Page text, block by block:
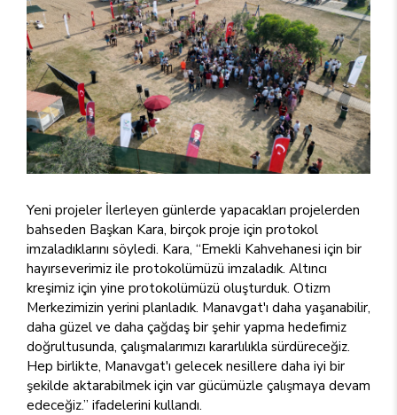
Yeni projeler İlerleyen günlerde yapacakları projelerden
bahseden Başkan Kara, birçok proje için protokol
imzaladıklarını söyledi. Kara, “Emekli Kahvehanesi için bir
hayırseverimiz ile protokolümüzü imzaladık. Altıncı
kreşimiz için yine protokolümüzü oluşturduk. Otizm
Merkezimizin yerini planladık. Manavgat'ı daha yaşanabilir,
daha güzel ve daha çağdaş bir şehir yapma hedefimiz
doğrultusunda, çalışmalarımızı kararlılıkla sürdüreceğiz.
Hep birlikte, Manavgat'ı gelecek nesillere daha iyi bir
şekilde aktarabilmek için var gücümüzle çalışmaya devam
edeceğiz.” ifadelerini kullandı.